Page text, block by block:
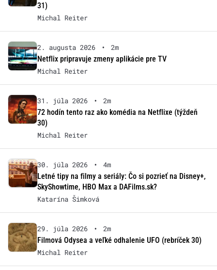
31)
Michal Reiter
2. augusta 2026 •
2m
Netflix pripravuje zmeny aplikácie pre TV
Michal Reiter
31. júla 2026 •
2m
72 hodín tento raz ako komédia na Netflixe (týždeň
30)
Michal Reiter
30. júla 2026 •
4m
Letné tipy na filmy a seriály: Čo si pozrieť na Disney+,
SkyShowtime, HBO Max a DAFilms.sk?
Katarína Šimková
29. júla 2026 •
2m
Filmová Odysea a veľké odhalenie UFO (rebríček 30)
Michal Reiter